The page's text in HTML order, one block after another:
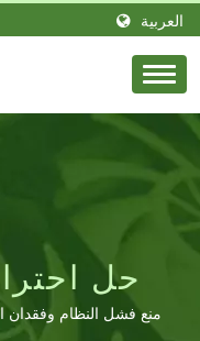
العربية